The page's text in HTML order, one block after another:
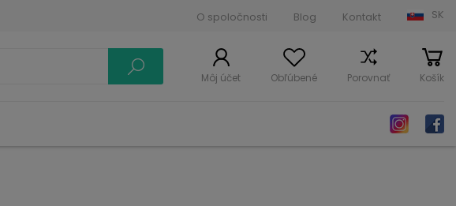
O spoločnosti Blog Kontakt SK
Môj účet Obľúbené Porovnať Košík